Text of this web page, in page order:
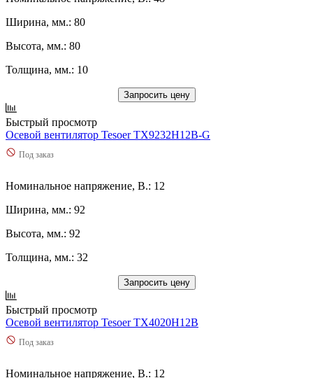
Ширина, мм.: 80
Высота, мм.: 80
Толщина, мм.: 10
Запросить цену
Быстрый просмотр
Осевой вентилятор Tesoer TX9232H12B-G
Под заказ
Номинальное напряжение, В.: 12
Ширина, мм.: 92
Высота, мм.: 92
Толщина, мм.: 32
Запросить цену
Быстрый просмотр
Осевой вентилятор Tesoer TX4020H12B
Под заказ
Номинальное напряжение, В.: 12